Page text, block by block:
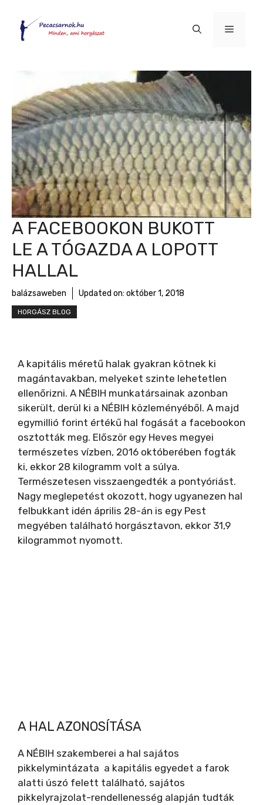
tartalomba
Menü
A FACEBOOKON BUKOTT
LE A TÓGAZDA A LOPOTT
HALLAL
balázsaweben Updated on: október 1, 2018
HORGÁSZ BLOG
A kapitális méretű halak gyakran kötnek ki
magántavakban, melyeket szinte lehetetlen
ellenőrizni. A NÉBIH munkatársainak azonban
sikerült, derül ki a NÉBIH közleményéből. A majd
egymillió forint értékű hal fogását a facebookon
osztották meg. Először egy Heves megyei
természetes vízben, 2016 októberében fogták
ki, ekkor 28 kilogramm volt a súlya.
Természetesen visszaengedték a pontyóriást.
Nagy meglepetést okozott, hogy ugyanezen hal
felbukkant idén április 28-án is egy Pest
megyében található horgásztavon, ekkor 31,9
kilogrammot nyomott.
A HAL AZONOSÍTÁSA
A NÉBIH szakemberei a hal sajátos
pikkelymintázata a kapitális egyedet a farok
alatti úszó felett található, sajátos
pikkelyrajzolat-rendellenesség alapján tudták